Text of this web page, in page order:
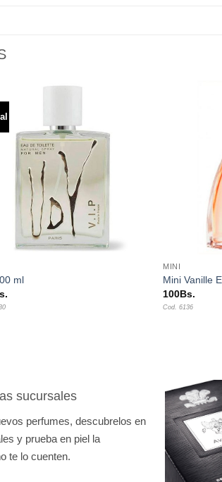
ml
MINI
Mini Vanille
100Bs.
Cod. 6136
sucursales
perfumes, descubrelos en
y prueba en piel la
te lo cuenten.